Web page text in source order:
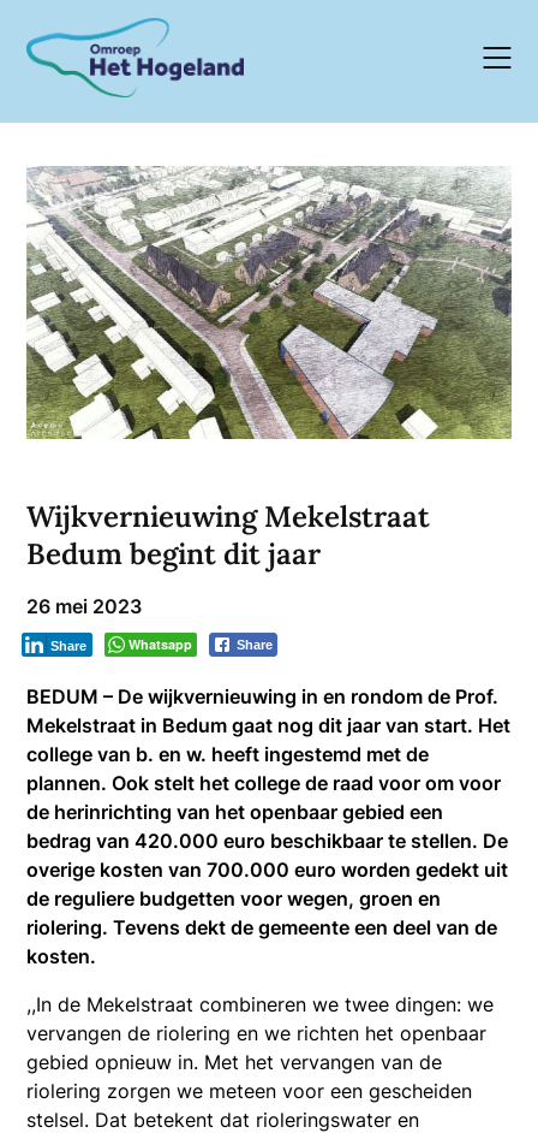
content
Wijkvernieuwing Mekelstraat
Bedum begint dit jaar
26 mei 2023
Whatsapp Share
Share
BEDUM – De wijkvernieuwing in en rondom de Prof.
Mekelstraat in Bedum gaat nog dit jaar van start. Het
college van b. en w. heeft ingestemd met de
plannen. Ook stelt het college de raad voor om voor
de herinrichting van het openbaar gebied een
bedrag van 420.000 euro beschikbaar te stellen. De
overige kosten van 700.000 euro worden gedekt uit
de reguliere budgetten voor wegen, groen en
riolering. Tevens dekt de gemeente een deel van de
kosten.
,,In de Mekelstraat combineren we twee dingen: we
vervangen de riolering en we richten het openbaar
gebied opnieuw in. Met het vervangen van de
riolering zorgen we meteen voor een gescheiden
stelsel. Dat betekent dat rioleringswater en